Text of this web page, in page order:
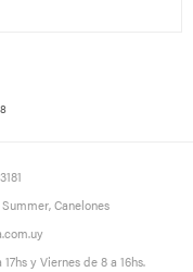
Canelones
y Viernes de 8 a 16hs.